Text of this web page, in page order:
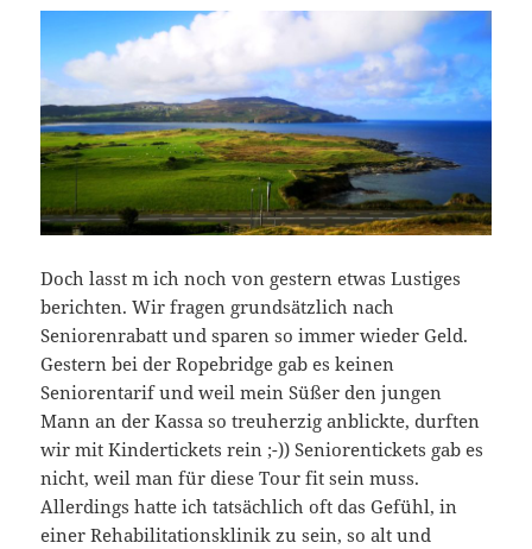
Doch lasst m ich noch von gestern etwas Lustiges
berichten. Wir fragen grundsätzlich nach
Seniorenrabatt und sparen so immer wieder Geld.
Gestern bei der Ropebridge gab es keinen
Seniorentarif und weil mein Süßer den jungen
Mann an der Kassa so treuherzig anblickte, durften
wir mit Kindertickets rein ;-)) Seniorentickets gab es
nicht, weil man für diese Tour fit sein muss.
Allerdings hatte ich tatsächlich oft das Gefühl, in
einer Rehabilitationsklinik zu sein, so alt und